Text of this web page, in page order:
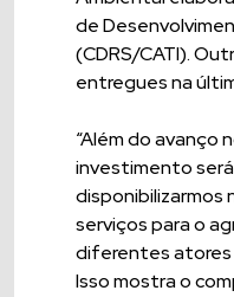
de
(CDRS/CATI).
entregues na
“Além do avanço
investimento
disponibilizarmos
serviços para o
diferentes atores
Isso mostra o